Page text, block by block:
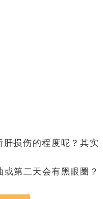
损伤的程度呢？其实
第二天会有黑眼圈？